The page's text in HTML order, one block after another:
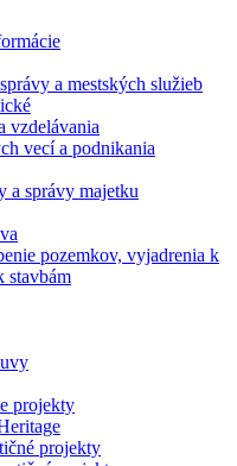
a mestských služieb
vzdelávania
vecí a podnikania
a správy majetku
pozemkov, vyjadrenia k
stavbám
projekty
projekty